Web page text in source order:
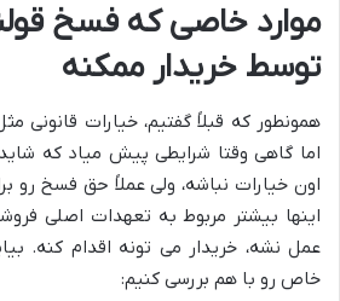
موارد خاصی که فسخ
توسط خریدار ممکنه
همونطور که قبلاً گفتیم، خیارات قانونی
اما گاهی وقتا شرایطی پیش میاد که
اون خیارات نباشه، ولی عملاً حق فسخ رو
اینها بیشتر مربوط به تعهدات اصلی
عمل نشه، خریدار می تونه اقدام کنه.
خاص رو با هم بررسی کنیم: